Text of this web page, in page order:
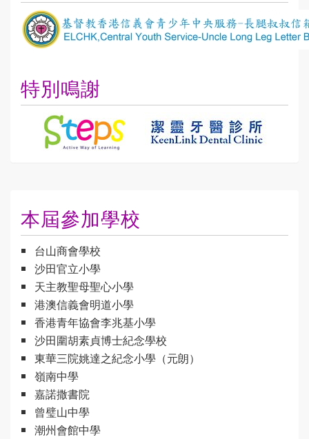
特別鳴謝
本屆參加學校
台山商會學校
沙田官立小學
天主教聖母聖心小學
港澳信義會明道小學
香港青年協會李兆基小學
沙田圍胡素貞博士紀念學校
東華三院姚達之紀念小學（元朗）
嶺南中學
嘉諾撒書院
曾璧山中學
潮州會館中學